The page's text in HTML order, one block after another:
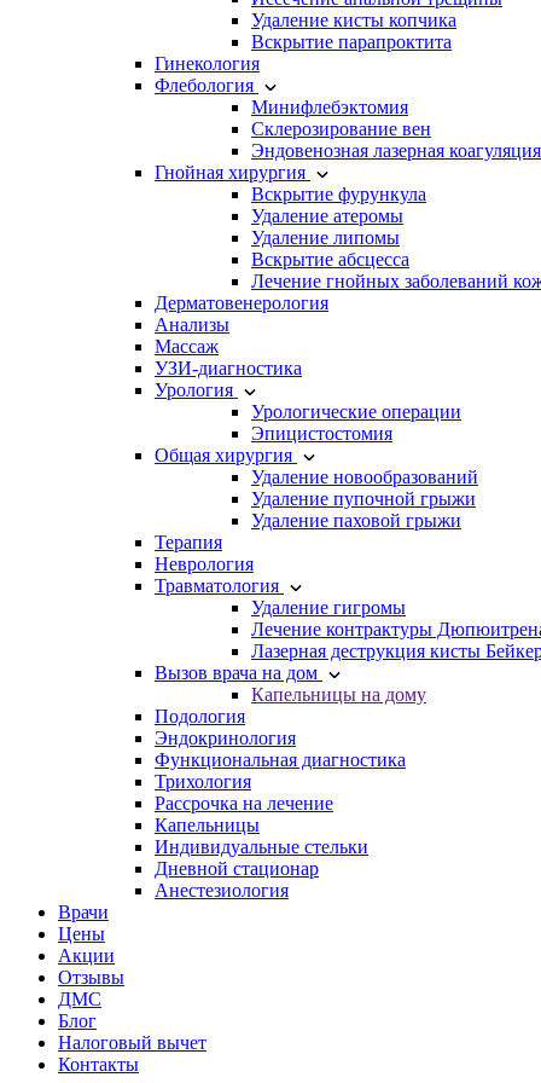
Удаление кисты копчика
Вскрытие парапроктита
Гинекология
Флебология
Минифлебэктомия
Склерозирование вен
Эндовенозная лазерная коагуляция
Гнойная хирургия
Вскрытие фурункула
Удаление атеромы
Удаление липомы
Вскрытие абсцесса
Лечение гнойных заболеваний
Дерматовенерология
Анализы
Массаж
УЗИ-диагностика
Урология
Урологические операции
Эпицистостомия
Общая хирургия
Удаление новообразований
Удаление пупочной грыжи
Удаление паховой грыжи
Терапия
Неврология
Травматология
Удаление гигромы
Лечение контрактуры
Лазерная деструкция кисты
Вызов врача на дом
Капельницы на дому
Подология
Эндокринология
Функциональная диагностика
Трихология
Рассрочка на лечение
Капельницы
Индивидуальные стельки
Дневной стационар
Анестезиология
Врачи
Цены
Акции
Отзывы
ДМС
Блог
Налоговый вычет
Контакты